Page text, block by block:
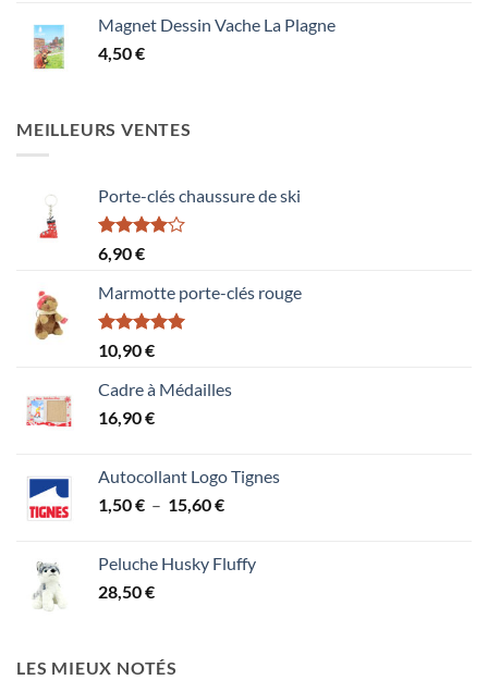
Magnet Dessin Vache La Plagne
4,50€
MEILLEURS VENTES
Porte-clés chaussure de ski
Note
4.00
5
6,90€
Marmotte porte-clés rouge
Note5.00
sur 5
10,90€
Cadre à Médailles
16,90€
Autocollant Logo Tignes
1,50€ – 15,60€Plage
1,50 €
Peluche Husky Fluffy
28,50€
LES MIEUX NOTÉS